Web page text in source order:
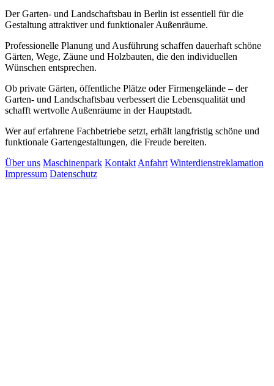
Der Garten- und Landschaftsbau in Berlin ist essentiell für die
Gestaltung attraktiver und funktionaler Außenräume.
Professionelle Planung und Ausführung schaffen dauerhaft schöne
Gärten, Wege, Zäune und Holzbauten, die den individuellen
Wünschen entsprechen.
Ob private Gärten, öffentliche Plätze oder Firmengelände – der
Garten- und Landschaftsbau verbessert die Lebensqualität und
schafft wertvolle Außenräume in der Hauptstadt.
Wer auf erfahrene Fachbetriebe setzt, erhält langfristig schöne und
funktionale Gartengestaltungen, die Freude bereiten.
Über uns Maschinenpark Kontakt Anfahrt Winterdienstreklamation
Impressum Datenschutz